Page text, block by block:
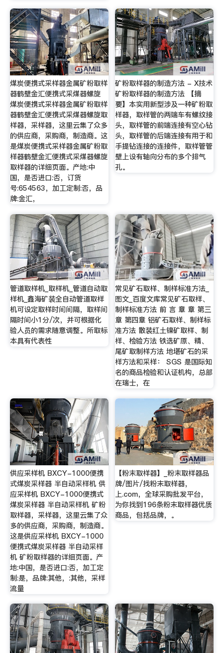
煤炭便携式采样器金属矿粉取样
器鹤壁金汇便携式采煤器螺旋
煤炭便携式采样器金属矿粉取样
器鹤壁金汇便携式采煤器螺旋取
样器，采样器，这里云集了众多
的供应商，采购商，制造商。这
是煤炭便携式采样器金属矿粉取
样器鹤壁金汇便携式采煤器螺旋
取样器的详细页面。产地:中
国，是否进口:否，订货
号:654563，加工定制:否，品
牌:金汇，
矿粉取样器的制造方法 - X技术
矿粉取样器的制造方法 【摘
要】本实用新型涉及一种矿粉取
样器，取样管的两端车有螺纹接
头，取样管的前端连接有空心钻
头，取样管的后端连接有用于和
手提钻连接的连接件，取样管管
壁上设有轴向分布的多个排气
孔。
管道取样机_取样机_管道自动取
样机_鑫海矿装全自动管道取样
机可设定取样时间间隔，取样间
隔时间小1分/次，并可根据化
验人员的需求随意调整。所取标
本具有代表性
常见矿石取样、制样标准方法_
图文_百度文库常见矿石取样、
制样标准方法 前 言 章 章 第三
章 第四章 铝矿石取样、制样标
准方法 散装红土镍矿取样、制
样、检验方法 铁选矿原、精、
尾矿取制样方法 地堪矿石的采
样方法和采样： SGS 是国际知
名的商品检验和认证机构，总部
在瑞士，在
供应采样机 BXCY-1000便携
式煤炭采样器 半自动采样机 供
应采样机 BXCY-1000便携式
煤炭采样器 半自动采样机 矿粉
取样器，采样器，这里云集了众
多的供应商，采购商，制造商。
这是供应采样机 BXCY-1000
便携式煤炭采样器 半自动采样
机 矿粉取样器的详细页面。产
地:中国，是否进口:否，加工定
制:是，品牌:其他，:其他，采样
流量
【粉末取样器】_粉末取样器品
牌/图片/找粉末取样器，
上.com，全球采购批发平台，
为你找到196条粉末取样器优质
商品，包括品牌，。